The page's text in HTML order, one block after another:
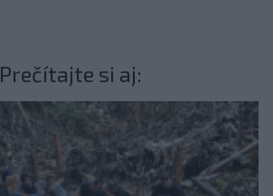
Prečítajte si aj: